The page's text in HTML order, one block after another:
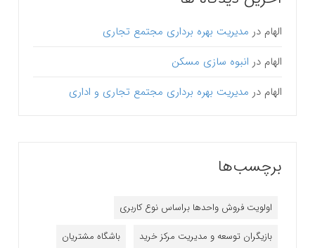
الهام در مدیریت بهره برداری مجتمع تجاری
الهام در انبوه سازی مسکن
الهام در مدیریت بهره برداری مجتمع تجاری و اداری
برچسب‌ها
اولویت فروش واحدها براساس نوع کاربری
بازیگران توسعه و مدیریت مرکز خرید
باشگاه مشتریان